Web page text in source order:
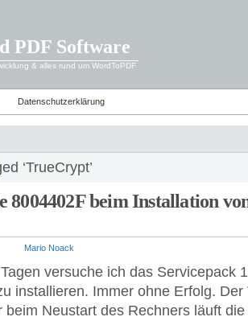
PDF Software
& alles rund um WordToPDF
Datenschutzerklärung
‘TrueCrypt’
8004402F beim Installation
Mario Noack
versuche ich das Servicepack
installieren. Immer ohne Erfolg.
beim Neustart des Rechners läuft